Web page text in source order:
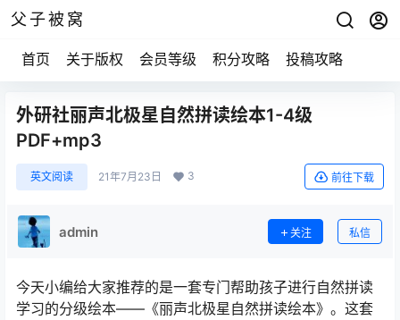
父子被窝
首页 关于版权 会员等级 积分攻略 投稿攻略
外研社丽声北极星自然拼读绘本1-4级
PDF+mp3
英文阅读 21年7月23日 3 前往下载
admin 关注 私信
今天小编给大家推荐的是一套专门帮助孩子进行自然拼读
学习的分级绘本——《丽声北极星自然拼读绘本》。这套